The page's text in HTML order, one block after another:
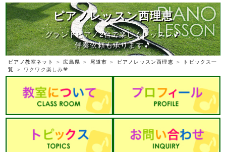
ピアノレッスン西理恵
グランドピアノ2台で楽しくレッスン🎵
伴奏依頼も承ります🎵
ピアノ教室ネット ＞ 広島県 ＞ 尾道市 ＞ ピアノレッスン西理恵 ＞
トピックス一
覧
＞ ワクワク楽しみ💗